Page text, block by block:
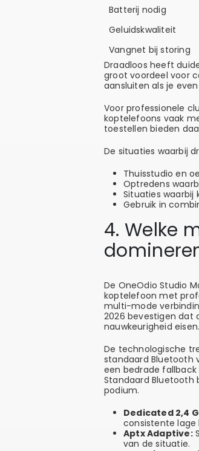
Batterij nodig
Geluidskwaliteit
Vangnet bij storing
Draadloos heeft
groot voordeel voor
aansluiten als je
Voor professionele
koptelefoons vaak
toestellen bieden
De situaties waarbij
Thuisstudio en
Optredens
Situaties waarbij
Gebruik in
4. Welke
De OneOdio Studio
koptelefoon met
multi-mode
2026 bevestigen dat
nauwkeurigheid eisen.
De technologische
standaard Bluetooth
een bedrade
Standaard Bluetooth
podium.
Dedicated 2,4
consistente
Aptx Adaptive:
van de situatie.